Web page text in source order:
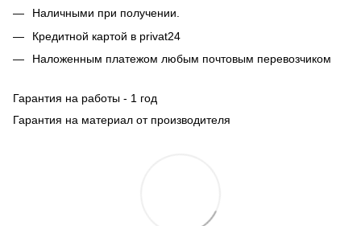
Наличными при получении.
Кредитной картой в privat24
Наложенным платежом любым почтовым перевозчиком
Гарантия на работы - 1 год
Гарантия на материал от производителя